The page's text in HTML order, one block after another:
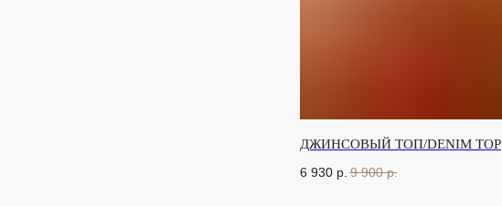
ДЖИНСОВЫЙ ТОП/DENIM TOP
6 930 р. 9 900 р.